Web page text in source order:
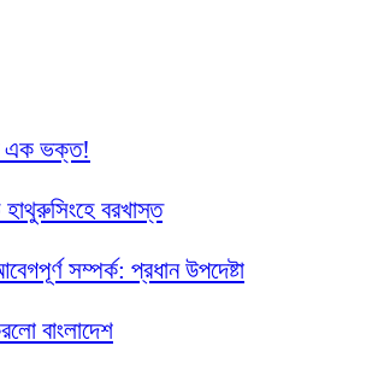
এক ভক্ত!
বরখাস্ত
সম্পর্ক: প্রধান উপদেষ্টা
বাংলাদেশ